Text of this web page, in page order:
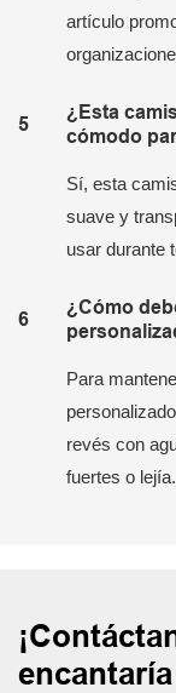
artículo
5
¿Esta
cómodo
Sí, esta
suave y
usar durante
6
¿Cómo
Para
revés con
fuertes o lejía.